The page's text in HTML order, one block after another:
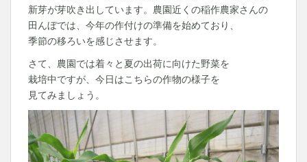
新芽が芽吹き出しています。農園近くの稲作農家さんの
田んぼでは、今年の作付けの準備を始めており、
季節の移ろいを感じさせます。
さて、農園では着々と夏の出荷に向けた野菜を
栽培中ですが、今日はこちらの作物の様子を
見てみましょう。